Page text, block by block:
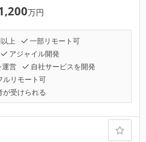
万円
上
一部リモート可
アジャイル開発
運営
自社サービスを開発
ルリモート可
が受けられる